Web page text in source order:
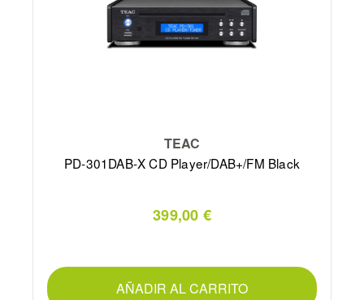
TEAC
PD-301DAB-X CD Player/DAB+/FM Black
399,00 €
AÑADIR AL CARRITO